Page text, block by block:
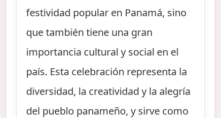
festividad popular en Panamá, sino
que también tiene una gran
importancia cultural y social en el
país. Esta celebración representa la
diversidad, la creatividad y la alegría
del pueblo panameño, y sirve como